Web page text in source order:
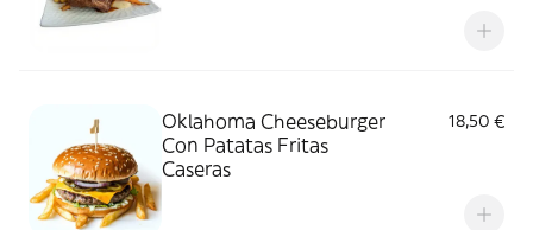
Oklahoma Cheeseburger
Con Patatas Fritas
Caseras
18,50 €